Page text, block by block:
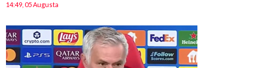
14:49, 05 Augusta